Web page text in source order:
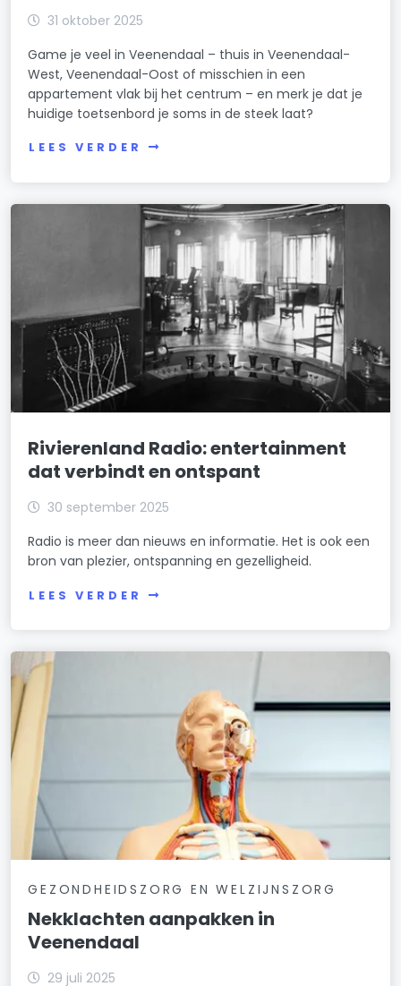
31 oktober 2025
Game je veel in Veenendaal – thuis in Veenendaal-
West, Veenendaal-Oost of misschien in een
appartement vlak bij het centrum – en merk je dat je
huidige toetsenbord je soms in de steek laat?
LEES VERDER
Rivierenland Radio: entertainment
dat verbindt en ontspant
30 september 2025
Radio is meer dan nieuws en informatie. Het is ook een
bron van plezier, ontspanning en gezelligheid.
LEES VERDER
GEZONDHEIDSZORG EN WELZIJNSZORG
Nekklachten aanpakken in
Veenendaal
29 juli 2025